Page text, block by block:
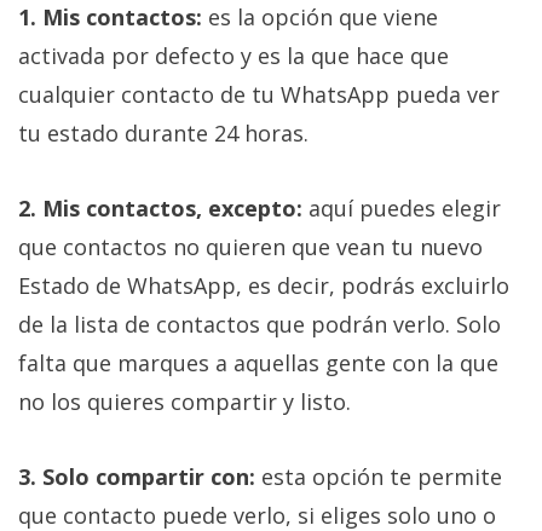
1. Mis contactos: es la opción que viene
activada por defecto y es la que hace que
cualquier contacto de tu WhatsApp pueda ver
tu estado durante 24 horas.
2. Mis contactos, excepto: aquí puedes elegir
que contactos no quieren que vean tu nuevo
Estado de WhatsApp, es decir, podrás excluirlo
de la lista de contactos que podrán verlo. Solo
falta que marques a aquellas gente con la que
no los quieres compartir y listo.
3. Solo compartir con: esta opción te permite
que contacto puede verlo, si eliges solo uno o